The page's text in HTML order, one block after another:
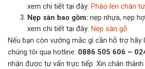
xem chi tiết tại đây: Phào len chân
Nẹp sàn bao gồm: nẹp nhựa, nẹp
xem chi tiết tại đây: Nẹp sàn gỗ
Nếu bạn còn vướng mắc gì cần hỗ trợ hãy
chúng tôi qua hotline: 0886 505 606 –
nhận được tư vấn trực tiếp. Xin chân